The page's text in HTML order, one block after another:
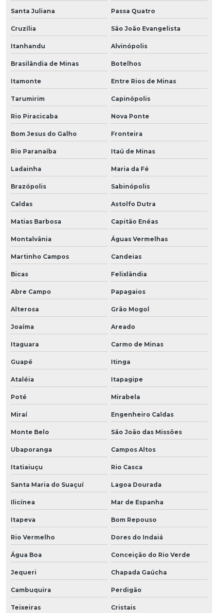
Santa Juliana Passa Quatro
Cruzília São João Evangelista
Itanhandu Alvinópolis
Brasilândia de Minas Botelhos
Itamonte Entre Rios de Minas
Tarumirim Capinópolis
Rio Piracicaba Nova Ponte
Bom Jesus do Galho Fronteira
Rio Paranaíba Itaú de Minas
Ladainha Maria da Fé
Brazópolis Sabinópolis
Caldas Astolfo Dutra
Matias Barbosa Capitão Enéas
Montalvânia Águas Vermelhas
Martinho Campos Candeias
Bicas Felixlândia
Abre Campo Papagaios
Alterosa Grão Mogol
Joaíma Areado
Itaguara Carmo de Minas
Guapé Itinga
Ataléia Itapagipe
Poté Mirabela
Miraí Engenheiro Caldas
Monte Belo São João das Missões
Ubaporanga Campos Altos
Itatiaiuçu Rio Casca
Santa Maria do Suaçuí Lagoa Dourada
Ilicínea Mar de Espanha
Itapeva Bom Repouso
Rio Vermelho Dores do Indaiá
Água Boa Conceição do Rio Verde
Jequeri Chapada Gaúcha
Cambuquira Perdigão
Teixeiras Cristais